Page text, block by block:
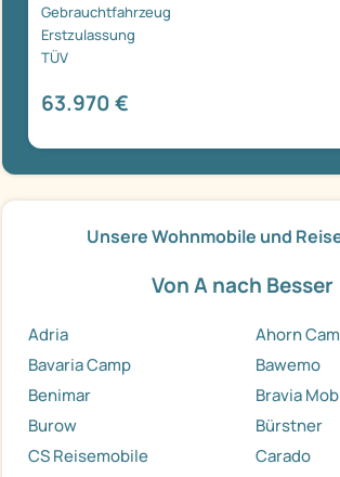
Gebrauchtfahrzeug
Erstzulassung
TÜV
63.970 €
Unsere Wohnmobile und
Von A nach Besser
Adria
Ahorn
Bavaria Camp
Bawemo
Benimar
Bravia
Burow
Bürstner
CS Reisemobile
Carado